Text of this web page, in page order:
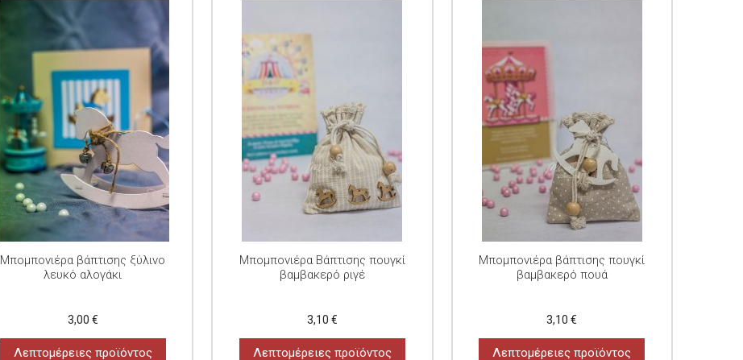
Μπομπονιέρα βάπτισης ξύλινο
λευκό αλογάκι
3,00 €
Λεπτομέρειες προϊόντος
Μπομπονιέρα Βάπτισης πουγκί
βαμβακερό ριγέ
3,10 €
Λεπτομέρειες προϊόντος
Μπομπονιέρα βάπτισης πουγκί
βαμβακερό πουά
3,10 €
Λεπτομέρειες προϊόντος